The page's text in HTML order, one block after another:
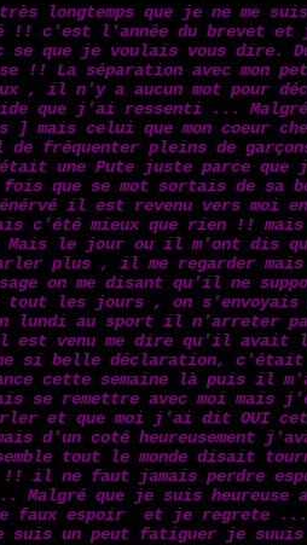
longtemps que je ne me
!! c'est l'année du brevet
se que je voulais vous dire.
!! La séparation avec mon
, il n'y a aucun mot pour
que j'ai ressenti ... Malgré
] mais celui que mon coeur
de fréquenter pleins de
une Pute juste parce
que se mot sortais de sa
il est revenu vers moi
c'été mieux que rien !!
le jour ou il m'ont dis
plus , il me regarder
on me disant qu'il ne
les jours , on s'envoyais
lundi au sport il n'arreter
est venu me dire qu'il avait
si belle déclaration, c'était
cette semaine là puis il
remettre avec moi mais
et que moi j'ai dit OUI
d'un coté heureusement
tout le monde disait
ne faut jamais perdre
que je suis heureuse
faux espoir et je regrete
suis un peut fatiguer je suuis